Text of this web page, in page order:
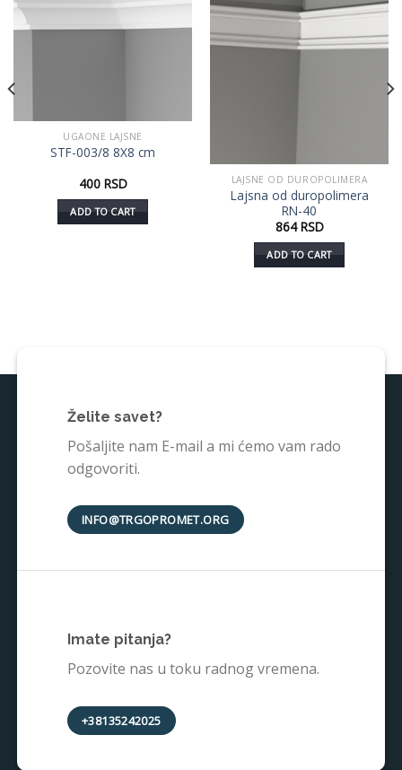
UGAONE LAJSNE
STF-003/8 8X8 cm
400 RSD
ADD TO CART
u listu
LAJSNE OD DUROPOLIMERA
Lajsna od duropolimera
RN-40
864RSD
ADD TO CART
Želite savet?
Pošaljite nam E-mail a mi ćemo vam rado
odgovoriti.
INFO@TRGOPROMET.ORG
Imate pitanja?
Pozovite nas u toku radnog vremena.
+38135242025